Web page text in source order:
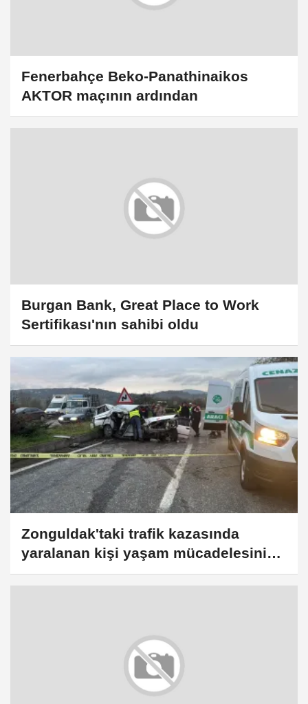
Fenerbahçe Beko-Panathinaikos
AKTOR maçının ardından
Burgan Bank, Great Place to Work
Sertifikası'nın sahibi oldu
Zonguldak'taki trafik kazasında
yaralanan kişi yaşam mücadelesini
kaybetti